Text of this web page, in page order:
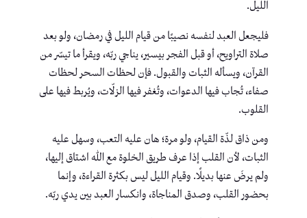
الليل.
فليجعل العبد لنفسه نصيبًا من قيام الليل في رمضان، ولو بعد
صلاة التراويح، أو قبل الفجر بيسير، يناجي ربّه، ويقرأ ما تيسّر من
القرآن، ويسأله الثبات والقبول. فإن لحظات السحر لحظات
صفاء، تُجاب فيها الدعوات، وتُغفر فيها الزلّات، ويُربط فيها على
القلوب.
ومن ذاق لذّة القيام، ولو مرة؛ هان عليه التعب، وسهل عليه
الثبات، لأن القلب إذا عرف طريق الخلوة مع الله اشتاق إليها،
ولم يرضَ عنها بديلًا. وقيام الليل ليس بكثرة القراءة، وإنما
بحضور القلب، وصدق المناجاة، وانكسار العبد بين يدي ربّه.